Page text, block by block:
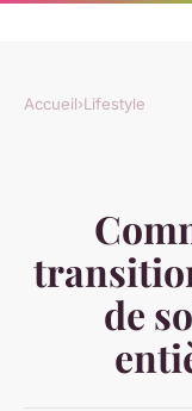
Accueil›Lifestyle
de